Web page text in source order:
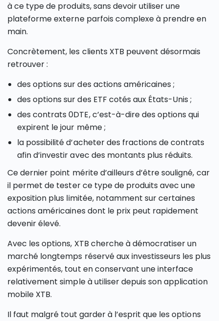
à ce type de produits, sans devoir utiliser une
plateforme externe parfois complexe à prendre en
main.
Concrètement, les clients XTB peuvent désormais
retrouver :
des options sur des actions américaines ;
des options sur des ETF cotés aux États-Unis ;
des contrats 0DTE, c’est-à-dire des options qui
expirent le jour même ;
la possibilité d’acheter des fractions de contrats
afin d’investir avec des montants plus réduits.
Ce dernier point mérite d’ailleurs d’être souligné, car
il permet de tester ce type de produits avec une
exposition plus limitée, notamment sur certaines
actions américaines dont le prix peut rapidement
devenir élevé.
Avec les options, XTB cherche à démocratiser un
marché longtemps réservé aux investisseurs les plus
expérimentés, tout en conservant une interface
relativement simple à utiliser depuis son application
mobile XTB.
Il faut malgré tout garder à l’esprit que les options